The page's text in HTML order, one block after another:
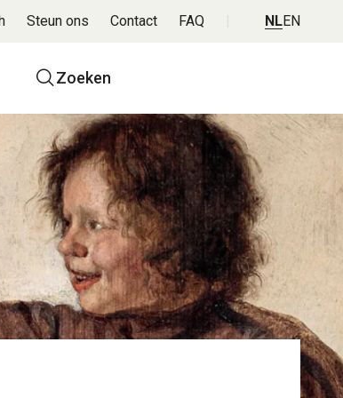
Zoeken
Steun ons Contact FAQ NLEN